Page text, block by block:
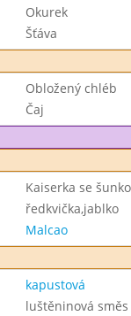
Okurek
Šťáva
Obložený chléb
Čaj
Kaiserka se
ředkvička,jablko
Malcao
kapustová
luštěninová